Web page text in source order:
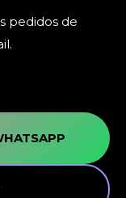
pedidos de